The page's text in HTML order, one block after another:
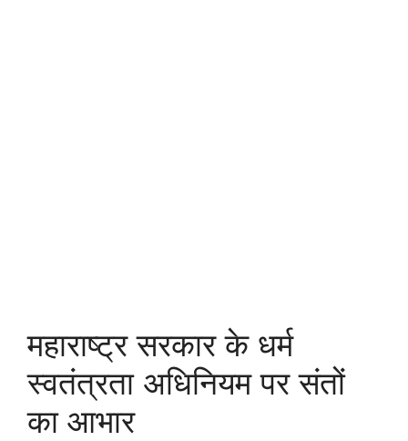
महाराष्ट्र सरकार के धर्म
स्वतंत्रता अधिनियम पर संतों
का आभार